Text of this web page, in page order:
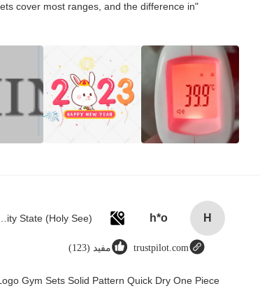
cover most ranges, and the difference in
H
h*o
trustpilot.com مفید (123)
Gym Sets Solid Pattern Quick Dry One Piece